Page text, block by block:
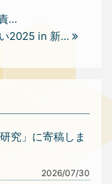
...
2025 in 新...
究」に寄稿しま
2026/07/30